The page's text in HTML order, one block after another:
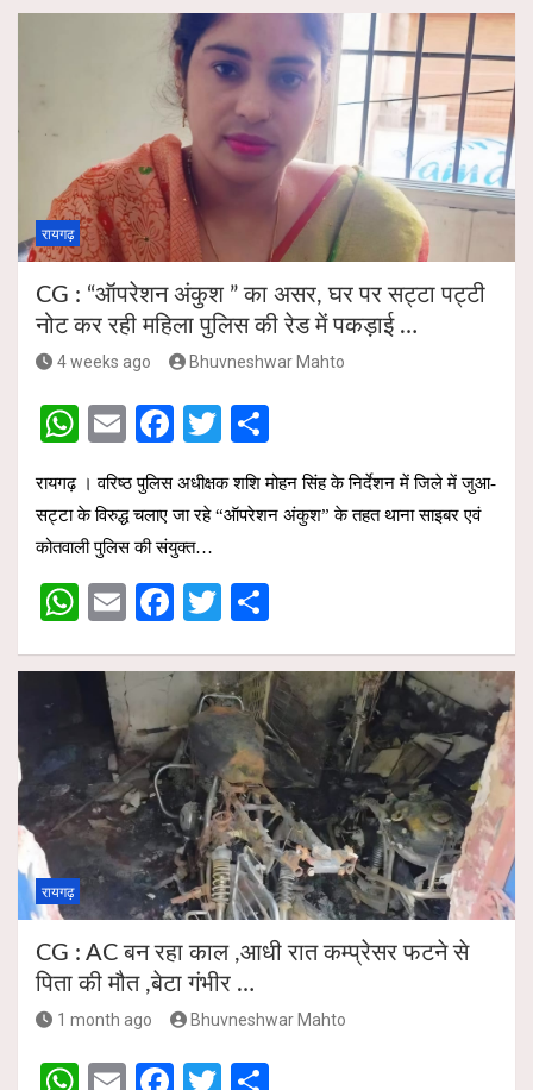
at
p
ail ce
b
o
o
k
tt
er
ar
e
रायगढ़
CG : “ऑपरेशन अंकुश ” का असर, घर पर सट्टा पट्टी
नोट कर रही महिला पुलिस की रेड में पकड़ाई …
4 weeks ago Bhuvneshwar Mahto
W
at
s
A
p
p
E
m
ail
F
ce
b
o
o
k
T
wi
tt
h
ar
रायगढ़ । वरिष्ठ पुलिस अधीक्षक शशि मोहन सिंह के निर्देशन में जिले में जुआ-
सट्टा के विरुद्ध चलाए जा रहे “ऑपरेशन अंकुश” के तहत थाना साइबर एवं
कोतवाली पुलिस की संयुक्त…
W
at
A
p
p
E
ail
F
ce
b
o
o
k
T
tt
er
ar
e
रायगढ़
CG : AC बन रहा काल ,आधी रात कम्प्रेसर फटने से
पिता की मौत ,बेटा गंभीर …
1 month ago Bhuvneshwar Mahto